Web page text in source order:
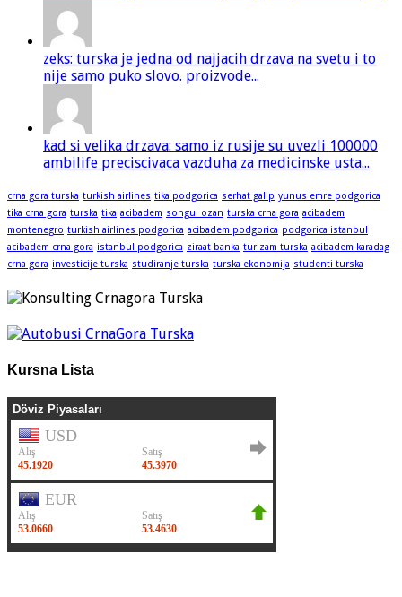
zeks: turska je jedna od najjacih drzava na svetu i to
nije samo puko slovo. proizvode...
kad si velika drzava: samo iz rusije su uvezli 100000
ambilife preciscivaca vazduha za medicinske usta...
crna gora turska turkish airlines tika podgorica serhat galip yunus emre podgorica
tika crna gora turska tika acibadem songul ozan turska crna gora acibadem
montenegro turkish airlines podgorica acibadem podgorica podgorica istanbul
acibadem crna gora istanbul podgorica ziraat banka turizam turska acibadem karadag
crna gora investicije turska studiranje turska turska ekonomija studenti turska
Kursna Lista